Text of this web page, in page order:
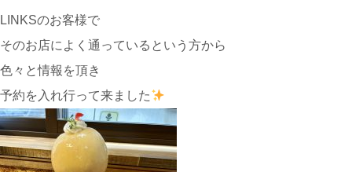
LINKSのお客様で
そのお店によく通っているという方から
色々と情報を頂き
予約を入れ行って来ました